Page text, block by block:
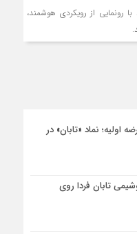
رونمایی از رویکردی هوشمند،
اولیه؛ نماد «تابان» در
تابان فردا روی